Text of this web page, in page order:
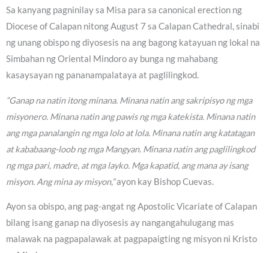
Sa kanyang pagninilay sa Misa para sa canonical erection ng
Diocese of Calapan nitong August 7 sa Calapan Cathedral, sinabi
ng unang obispo ng diyosesis na ang bagong katayuan ng lokal na
Simbahan ng Oriental Mindoro ay bunga ng mahabang
kasaysayan ng pananampalataya at paglilingkod.
“Ganap na natin itong minana. Minana natin ang sakripisyo ng mga
misyonero. Minana natin ang pawis ng mga katekista. Minana natin
ang mga panalangin ng mga lolo at lola. Minana natin ang katatagan
at kababaang-loob ng mga Mangyan. Minana natin ang paglilingkod
ng mga pari, madre, at mga layko. Mga kapatid, ang mana ay isang
misyon. Ang mina ay misyon,”ayon kay Bishop Cuevas.
Ayon sa obispo, ang pag-angat ng Apostolic Vicariate of Calapan
bilang isang ganap na diyosesis ay nangangahulugang mas
malawak na pagpapalawak at pagpapaigting ng misyon ni Kristo